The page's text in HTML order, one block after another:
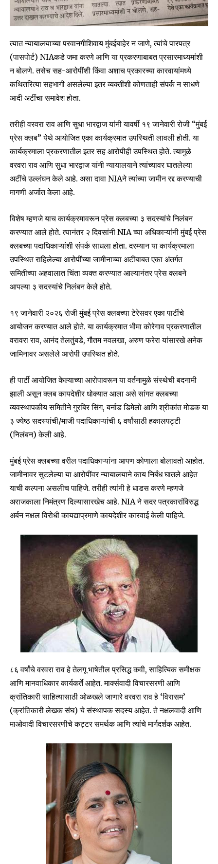
Join our community of
SUBSCRIBERS and be part of the
conversation.
To subscribe, simply enter your email address on our website
or click the subscribe button below. Don't worry, we respect
your privacy and won't spam your inbox. Your information is
safe with us.
SUBSCRIBE
6,300 32,111
त्यात न्यायालयाच्या परवानगीशिवाय मुंबईबाहेर न जाणे, त्यांचे पारपत्र
(पासपोर्ट) NIAकडे जमा करणे आणि या प्रकरणाबाबत प्रसारमाध्यमांशी
न बोलणे. तसेच सह-आरोपींशी किंवा अशाच प्रकारच्या कारवायांमध्ये
कथितरित्या सहभागी असलेल्या इतर व्यक्तींशी कोणताही संपर्क न साधणे
आदी अटींचा समावेश होता.
तरीही वरवरा राव आणि सुधा भारद्वाज यांनी यावर्षी १९ जानेवारी रोजी “मुंबई
प्रेस क्लब” येथे आयोजित एका कार्यक्रमात उपस्थिती लावली होती. या
कार्यक्रमाला प्रकरणातील इतर सह आरोपीही उपस्थित होते. त्यामुळे
वरवरा राव आणि सुधा भारद्वाज यांनी न्यायालयाने त्यांच्यावर घातलेल्या
अटींचे उल्लंघन केले आहे. असा दावा NIAने त्यांच्या जामीन रद्द करण्याची
मागणी अर्जात केला आहे.
विशेष म्हणजे याच कार्यक्रमावरून प्रेस क्लबच्या ३ सदस्यांचे निलंबन
करण्यात आले होते. त्यानंतर २ दिवसांनी NIA च्या अधिकाऱ्यांनी मुंबई प्रेस
क्लबच्या पदाधिकाऱ्यांशी संपर्क साधला होता. दरम्यान या कार्यक्रमाला
उपस्थित राहिलेल्या आरोपींच्या जामीनाच्या अटींबाबत एका अंतर्गत
समितीच्या अहवालात चिंता व्यक्त करण्यात आल्यानंतर प्रेस क्लबने
आपल्या ३ सदस्यांचे निलंबन केले होते.
१९ जानेवारी २०२६ रोजी मुंबई प्रेस क्लबच्या टेरेसवर एका पार्टीचे
आयोजन करण्यात आले होते. या कार्यक्रमात भीमा कोरेगाव प्रकरणातील
वरावरा राव, आनंद तेलतुंबडे, गौतम नवलखा, अरुण फरेरा यांसारखे अनेक
जामिनावर असलेले आरोपी उपस्थित होते.
ही पार्टी आयोजित केल्याच्या आरोपावरून या वर्तनामुळे संस्थेची बदनामी
झाली असून क्लब कायदेशीर धोक्यात आला असे सांगत क्लबच्या
व्यवस्थापकीय समितीने गुरबिर सिंग, बर्नाड डिमेलो आणि श्रीकांत मोडक या
३ ज्येष्ठ सदस्यांची/माजी पदाधिकाऱ्यांची ६ वर्षांसाठी हकालपट्टी
(निलंबन) केली आहे.
मुंबई प्रेस क्लबच्या वरील पदाधिकाऱ्यांना आपण कोणाला बोलावतो आहोत.
जामीनावर सुटलेल्या या आरोपींवर न्यायालयाने काय निर्बंध घातले आहेत
याची कल्पना असलीच पाहिजे. तरीही त्यांनी हे धाडस करणे म्हणजे
अराजकाला निमंत्रण दिल्यासारखेच आहे. NIA ने सदर पत्रकारांविरुद्ध
अर्बन नक्षल विरोधी कायद्याप्रमाणे कायदेशीर कारवाई केली पाहिजे.
८६ वर्षांचे वरवरा राव हे तेलगू भाषेतील प्रसिद्ध कवी, साहित्यिक समीक्षक
आणि मानवाधिकार कार्यकर्ते आहेत. मार्क्सवादी विचारसरणी आणि
क्रांतिकारी साहित्यासाठी ओळखले जाणारे वरवरा राव हे ‘विरासम’
(क्रांतिकारी लेखक संघ) चे संस्थापक सदस्य आहेत. ते नक्षलवादी आणि
माओवादी विचारसरणीचे कट्टर समर्थक आणि त्यांचे मार्गदर्शक आहेत.